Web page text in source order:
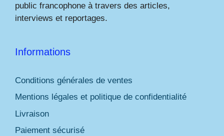
public francophone à travers des articles,
interviews et reportages.
Informations
Conditions générales de ventes
Mentions légales et politique de confidentialité
Livraison
Paiement sécurisé